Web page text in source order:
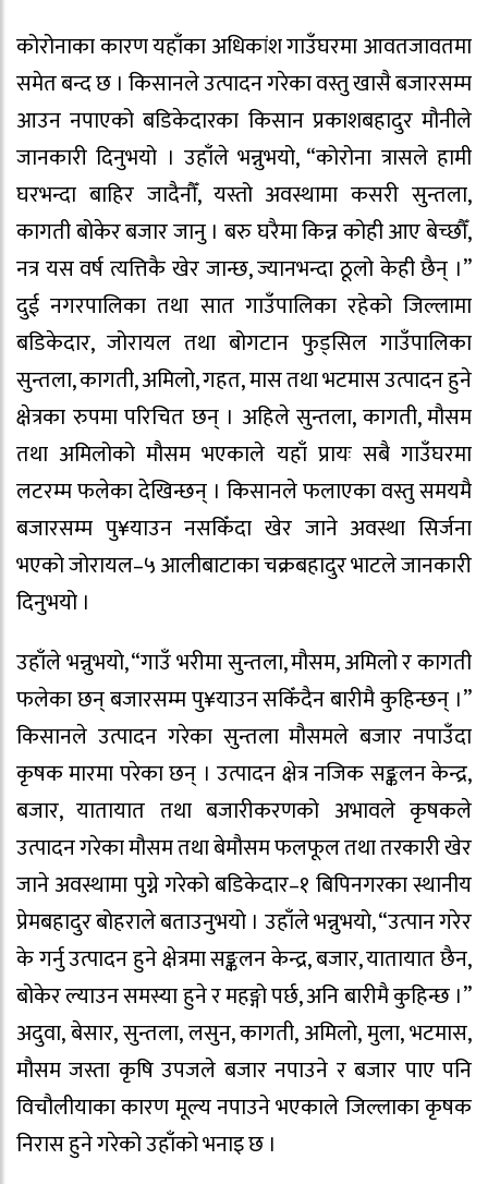
कोरोनाका कारण यहाँका अधिकांश गाउँघरमा आवतजावतमा
समेत बन्द छ । किसानले उत्पादन गरेका वस्तु खासै बजारसम्म
आउन नपाएको बडिकेदारका किसान प्रकाशबहादुर मौनीले
जानकारी दिनुभयो । उहाँले भन्नुभयो, “कोरोना त्रासले हामी
घरभन्दा बाहिर जादैनौँ, यस्तो अवस्थामा कसरी सुन्तला,
कागती बोकेर बजार जानु । बरु घरैमा किन्न कोही आए बेच्छौँ,
नत्र यस वर्ष त्यत्तिकै खेर जान्छ, ज्यानभन्दा ठूलो केही छैन् ।”
दुई नगरपालिका तथा सात गाउँपालिका रहेको जिल्लामा
बडिकेदार, जोरायल तथा बोगटान फुड्सिल गाउँपालिका
सुन्तला, कागती, अमिलो, गहत, मास तथा भटमास उत्पादन हुने
क्षेत्रका रुपमा परिचित छन् । अहिले सुन्तला, कागती, मौसम
तथा अमिलोको मौसम भएकाले यहाँ प्रायः सबै गाउँघरमा
लटरम्म फलेका देखिन्छन् । किसानले फलाएका वस्तु समयमै
बजारसम्म पु¥याउन नसकिँदा खेर जाने अवस्था सिर्जना
भएको जोरायल–५ आलीबाटाका चक्रबहादुर भाटले जानकारी
दिनुभयो ।
उहाँले भन्नुभयो, “गाउँ भरीमा सुन्तला, मौसम, अमिलो र कागती
फलेका छन् बजारसम्म पु¥याउन सकिँदैन बारीमै कुहिन्छन् ।”
किसानले उत्पादन गरेका सुन्तला मौसमले बजार नपाउँदा
कृषक मारमा परेका छन् । उत्पादन क्षेत्र नजिक सङ्कलन केन्द्र,
बजार, यातायात तथा बजारीकरणको अभावले कृषकले
उत्पादन गरेका मौसम तथा बेमौसम फलफूल तथा तरकारी खेर
जाने अवस्थामा पुग्ने गरेको बडिकेदार–१ बिपिनगरका स्थानीय
प्रेमबहादुर बोहराले बताउनुभयो । उहाँले भन्नुभयो, “उत्पान गरेर
के गर्नु उत्पादन हुने क्षेत्रमा सङ्कलन केन्द्र, बजार, यातायात छैन,
बोकेर ल्याउन समस्या हुने र महङ्गो पर्छ, अनि बारीमै कुहिन्छ ।”
अदुवा, बेसार, सुन्तला, लसुन, कागती, अमिलो, मुला, भटमास,
मौसम जस्ता कृषि उपजले बजार नपाउने र बजार पाए पनि
विचौलीयाका कारण मूल्य नपाउने भएकाले जिल्लाका कृषक
निरास हुने गरेको उहाँको भनाइ छ ।